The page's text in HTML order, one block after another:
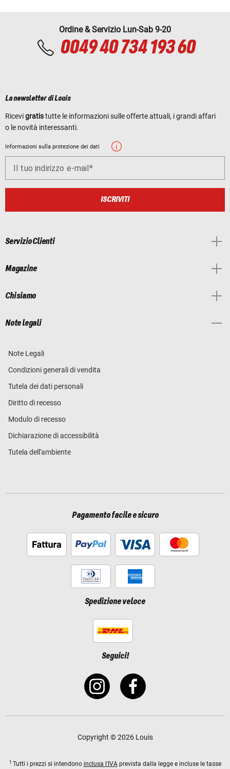
Ordine & Servizio Lun-Sab 9-20
0049 40 734 193 60
La newsletter di Louis
Ricevigratistutte le informazioni sulle offerte attuali, i grandi affari
o le novità interessanti.
Informazioni sulla protezione dei dati
Il tuo indirizzo e-mail
ISCRIVITI
Servizio Clienti
Magazine
Chi siamo
Note legali
Note Legali
Condizioni generali di vendita
Tutela dei dati personali
Diritto di recesso
Modulo di recesso
Dichiarazione di accessibilità
Tutela dell'ambiente
Pagamento facile e sicuro
Spedizione veloce
Seguici!
Copyright © 2026 Louis
1 Tutti i prezzi si intendono inclusa l'IVAprevista dalla legge e incluse le tasse